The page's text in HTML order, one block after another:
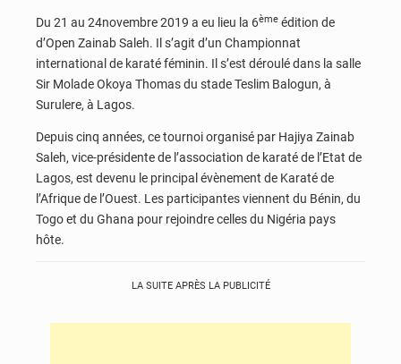
Du 21 au 24novembre 2019 a eu lieu la 6ème édition de
d’Open Zainab Saleh. Il s’agit d’un Championnat
international de karaté féminin. Il s’est déroulé dans la salle
Sir Molade Okoya Thomas du stade Teslim Balogun, à
Surulere, à Lagos.
Depuis cinq années, ce tournoi organisé par Hajiya Zainab
Saleh, vice-présidente de l’association de karaté de l’Etat de
Lagos, est devenu le principal évènement de Karaté de
l’Afrique de l’Ouest. Les participantes viennent du Bénin, du
Togo et du Ghana pour rejoindre celles du Nigéria pays
hôte.
LA SUITE APRÈS LA PUBLICITÉ